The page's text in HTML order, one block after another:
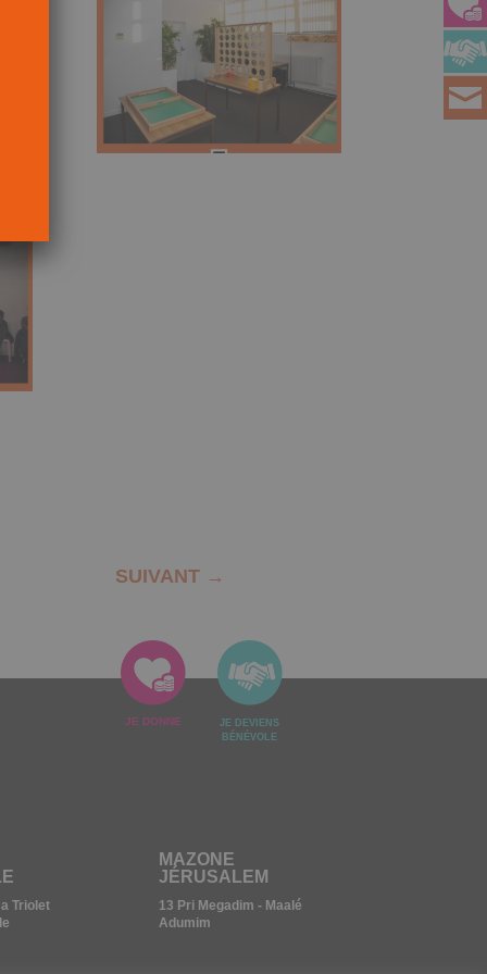
SUIVANT →
JE DONNE
JE DEVIENS
BÉNÉVOLE
Triolet
MAZONE
JÉRUSALEM
13 Pri Megadim - Maalé
Adumim